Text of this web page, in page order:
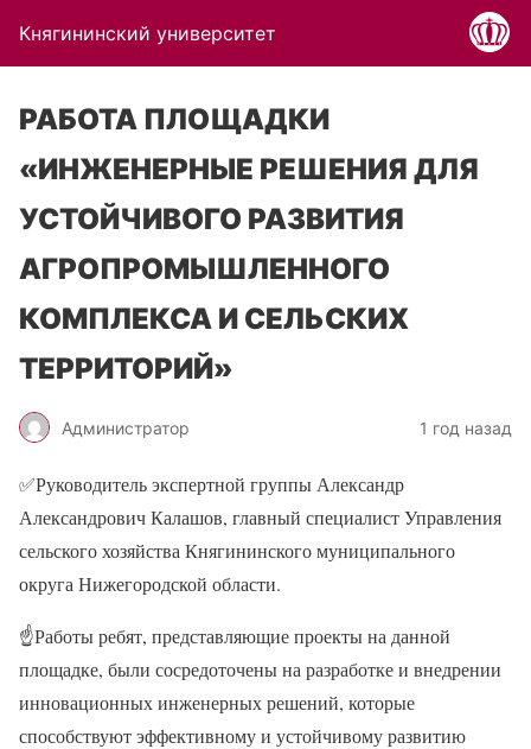
Княгининский университет
РАБОТА ПЛОЩАДКИ
«ИНЖЕНЕРНЫЕ РЕШЕНИЯ ДЛЯ
УСТОЙЧИВОГО РАЗВИТИЯ
АГРОПРОМЫШЛЕННОГО
КОМПЛЕКСА И СЕЛЬСКИХ
ТЕРРИТОРИЙ»
Администратор 1 год назад
✅Руководитель экспертной группы Александр
Александрович Калашов, главный специалист Управления
сельского хозяйства Княгининского муниципального
округа Нижегородской области.
☝Работы ребят, представляющие проекты на данной
площадке, были сосредоточены на разработке и внедрении
инновационных инженерных решений, которые
способствуют эффективному и устойчивому развитию